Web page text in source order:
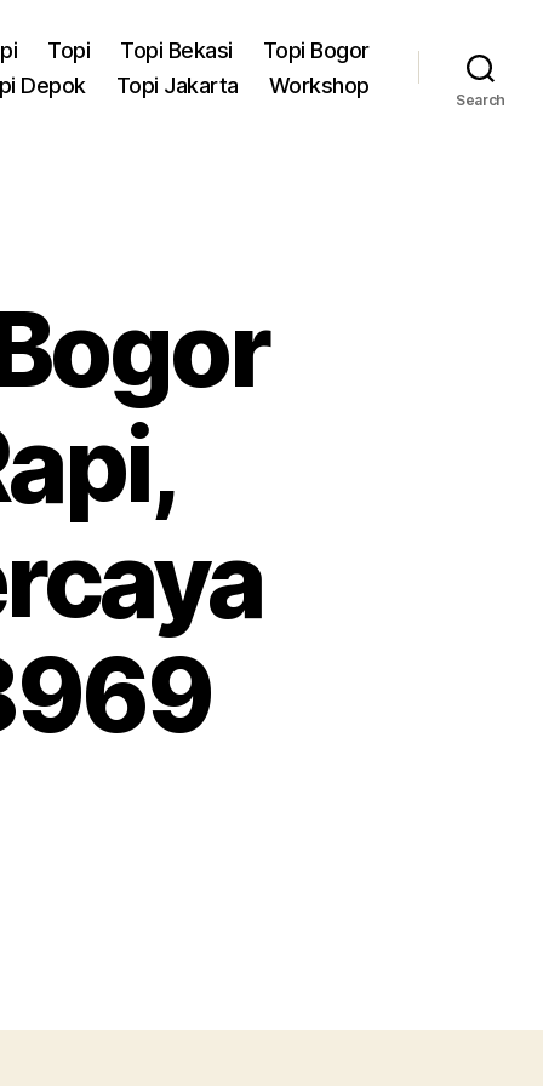
Topi Topi Bekasi
Topi Bogor
Depok
Topi Jakarta Workshop
Search
on
Bogor